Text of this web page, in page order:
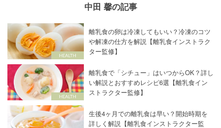
中田 馨の記事
離乳食の卵は冷凍してもいい？冷凍のコツ
や解凍の仕方を解説【離乳食インストラク
ター監修】
離乳食で「シチュー」はいつからOK？詳し
い解説とおすすめレシピ6選【離乳食イン
ストラクター監修】
生後4ヶ月での離乳食は早い？開始時期を
詳しく解説【離乳食インストラクター監